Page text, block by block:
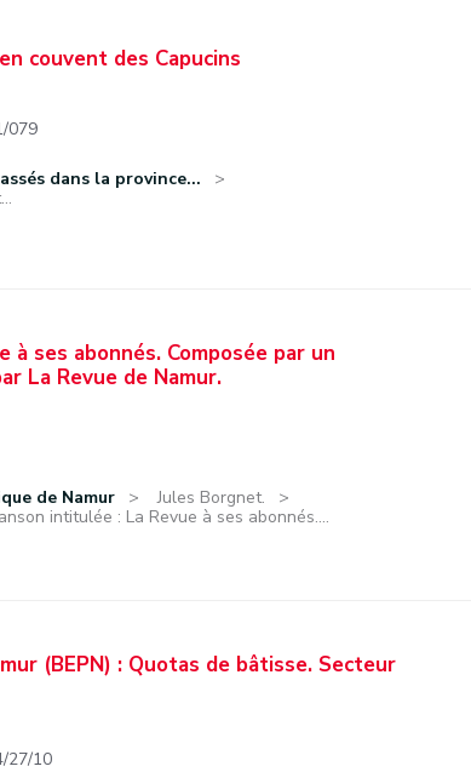
couvent des Capucins
079
dans la province...
ses abonnés. Composée par un
La Revue de Namur.
de Namur
Jules Borgnet.
intitulée : La Revue à ses abonnés....
(BEPN) : Quotas de bâtisse. Secteur
27/10